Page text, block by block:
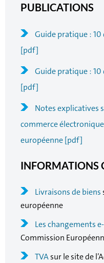
PUBLICATIONS
Guide pratique :
[pdf]
Guide pratique :
[pdf]
Notes explicatives
commerce
européenne [pdf]
INFORMATIONS
Livraisons de biens
européenne
Les changements
Commission
TVAsur le site de